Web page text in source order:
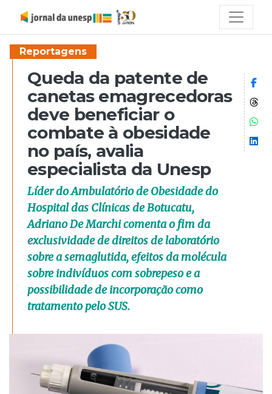
Reportagens
Queda da patente de
canetas emagrecedoras
deve beneficiar o
combate à obesidade
no país, avalia
especialista da Unesp
Líder do Ambulatório de Obesidade do
Hospital das Clínicas de Botucatu,
Adriano De Marchi comenta o fim da
exclusividade de direitos de laboratório
sobre a semaglutida, efeitos da molécula
sobre indivíduos com sobrepeso e a
possibilidade de incorporação como
tratamento pelo SUS.